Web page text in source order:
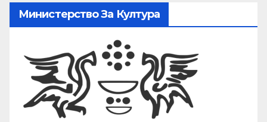
Министерство За Култура